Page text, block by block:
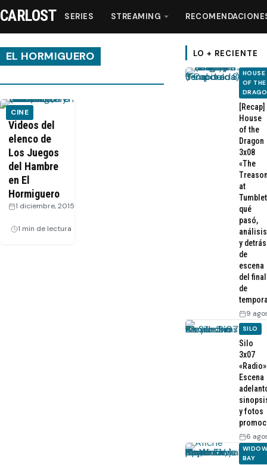
Streaming
Recomendaciones
Videos
CARLOST SERIES STREAMING
EL HORMIGUERO
CINE
Videos del
elenco de
Los Juegos
del Hambre
en El
Hormiguero
1 diciembre, 2015
1 min de lectura
LO + RECIENTE
HOUSE
OF THE
[Recap]
House
of the
Dragon
3x08
«The
at
qué
pasó,
análisis
y detrás
de
escena
del final
de
9
SILO
Silo
3x07
Escena
y fotos
6
BAY